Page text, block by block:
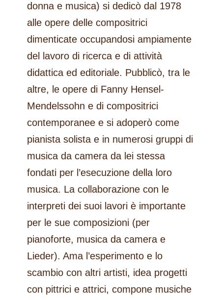
donna e musica) si dedicò dal 1978
alle opere delle compositrici
dimenticate occupandosi ampiamente
del lavoro di ricerca e di attività
didattica ed editoriale. Pubblicò, tra le
altre, le opere di Fanny Hensel-
Mendelssohn e di compositrici
contemporanee e si adoperò come
pianista solista e in numerosi gruppi di
musica da camera da lei stessa
fondati per l’esecuzione della loro
musica. La collaborazione con le
interpreti dei suoi lavori è importante
per le sue composizioni (per
pianoforte, musica da camera e
Lieder). Ama l’esperimento e lo
scambio con altri artisti, idea progetti
con pittrici e attrici, compone musiche